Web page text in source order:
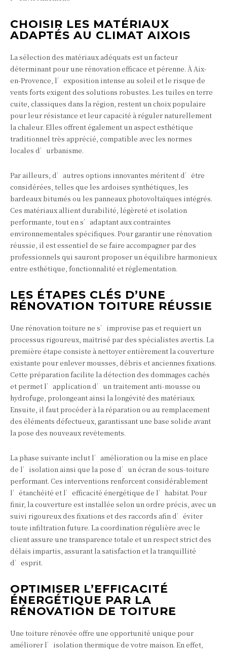
CHOISIR LES MATÉRIAUX
ADAPTÉS AU CLIMAT AIXOIS
La sélection des matériaux adéquats est un facteur
déterminant pour une rénovation efficace et pérenne. À Aix-
en-Provence, l’exposition intense au soleil et le risque de
vents forts exigent des solutions robustes. Les tuiles en terre
cuite, classiques dans la région, restent un choix populaire
pour leur résistance et leur capacité à réguler naturellement
la chaleur. Elles offrent également un aspect esthétique
traditionnel très apprécié, compatible avec les normes
locales d’urbanisme.
Par ailleurs, d’autres options innovantes méritent d’être
considérées, telles que les ardoises synthétiques, les
bardeaux bitumés ou les panneaux photovoltaïques intégrés.
Ces matériaux allient durabilité, légèreté et isolation
performante, tout en s’adaptant aux contraintes
environnementales spécifiques. Pour garantir une rénovation
réussie, il est essentiel de se faire accompagner par des
professionnels qui sauront proposer un équilibre harmonieux
entre esthétique, fonctionnalité et réglementation.
LES ÉTAPES CLÉS D’UNE
RÉNOVATION TOITURE RÉUSSIE
Une rénovation toiture ne s’improvise pas et requiert un
processus rigoureux, maîtrisé par des spécialistes avertis. La
première étape consiste à nettoyer entièrement la couverture
existante pour enlever mousses, débris et anciennes fixations.
Cette préparation facilite la détection des dommages cachés
et permet l’application d’un traitement anti-mousse ou
hydrofuge, prolongeant ainsi la longévité des matériaux.
Ensuite, il faut procéder à la réparation ou au remplacement
des éléments défectueux, garantissant une base solide avant
la pose des nouveaux revêtements.
La phase suivante inclut l’amélioration ou la mise en place
de l’isolation ainsi que la pose d’un écran de sous-toiture
performant. Ces interventions renforcent considérablement
l’étanchéité et l’efficacité énergétique de l’habitat. Pour
finir, la couverture est installée selon un ordre précis, avec un
suivi rigoureux des fixations et des raccords afin d’éviter
toute infiltration future. La coordination régulière avec le
client assure une transparence totale et un respect strict des
délais impartis, assurant la satisfaction et la tranquillité
d’esprit.
OPTIMISER L’EFFICACITÉ
ÉNERGÉTIQUE PAR LA
RÉNOVATION DE TOITURE
Une toiture rénovée offre une opportunité unique pour
améliorer l’isolation thermique de votre maison. En effet,